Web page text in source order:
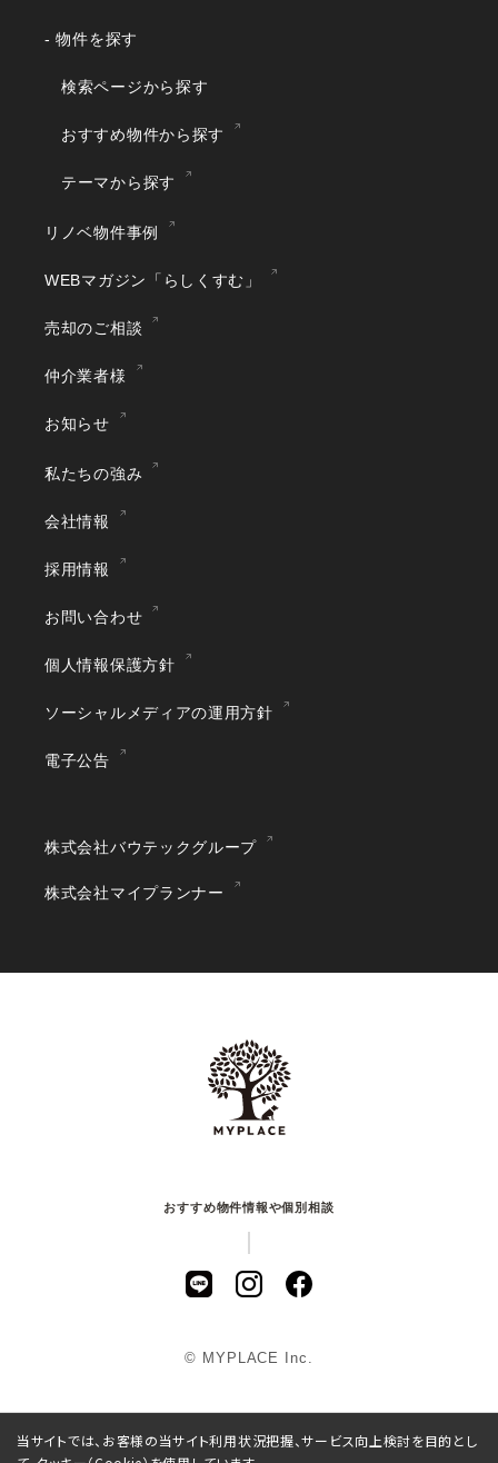
- 物件を探す
検索ページから探す
おすすめ物件から探す
テーマから探す
リノベ物件事例
WEBマガジン「らしくすむ」
売却のご相談
仲介業者様
お知らせ
私たちの強み
会社情報
採用情報
お問い合わせ
個人情報保護方針
ソーシャルメディアの運用方針
電子公告
株式会社バウテックグループ
株式会社マイプランナー
おすすめ物件情報や個別相談
© MYPLACE Inc.
当サイトでは、お客様の当サイト利用状況把握、サービス向上検討を目的とし